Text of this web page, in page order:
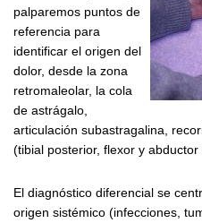
palparemos puntos de
referencia para
identificar el origen del
dolor, desde la zona
retromaleolar, la cola
de astrágalo,
articulación subastragalina,
(tibial posterior, flexor y
El diagnóstico diferencial se
origen sistémico (infecciones,